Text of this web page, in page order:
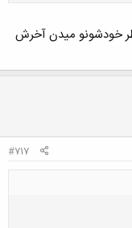
خودشونو میدن آخرش
#717